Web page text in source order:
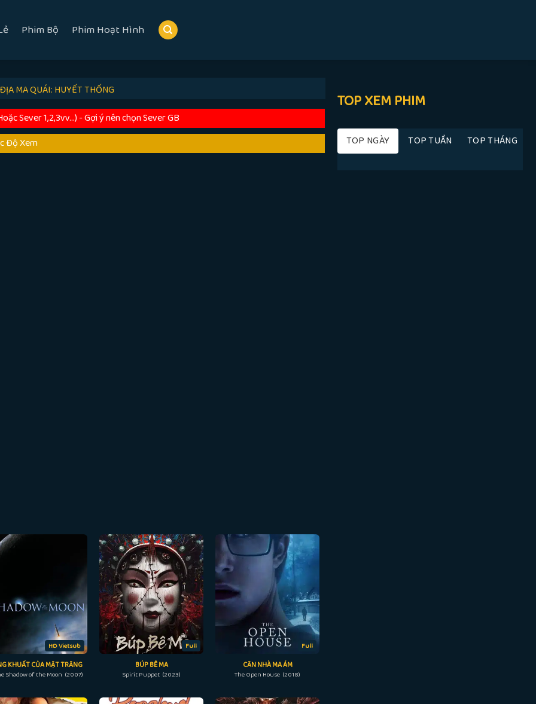
Phim Bộ Phim Hoạt Hình
MA QUÁI: HUYẾT THỐNG
Sever 1,2,3vv...) - Gợi ý nên chọn Sever GB
Độ Xem
HD Vietsub
KHUẤT CỦA MẶT TRĂNG
Shadow of the Moon (2007)
Full
BÚP BÊ MA
Spirit Puppet (2023)
Full
CĂN NHÀ MA ÁM
The Open House (2018)
TOP XEM PHIM
TOP NGÀY TOP TUẦN TOP THÁNG